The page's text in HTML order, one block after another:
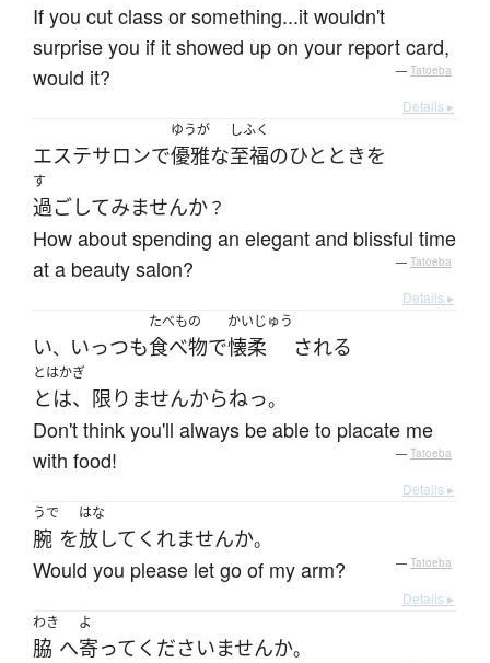
If you cut class or something...it wouldn't
surprise you if it showed up on your report card,
would it?
— Tatoeba
Details ▸
エステサロンで
ゆうが
優雅な
しふく
至福のひとときを
す
過ごしてみませんか？
How about spending an elegant and blissful time
at a beauty salon?
— Tatoeba
Details ▸
い、 いっつも
たべもの
食べ物で
かいじゅう
懐柔 される
とはかぎ
とは、限りませんからねっ。
Don't think you'll always be able to placate me
with food!
— Tatoeba
Details ▸
うで
腕 を
はな
放して くれませんか。
Would you please let go of my arm? — Tatoeba
Details ▸
わき
脇 へ
よ
寄って くださいませんか。